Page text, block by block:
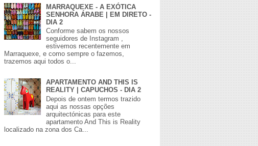
MARRAQUEXE - A EXÓTICA
SENHORA ÁRABE | EM DIRETO -
DIA 2
Conforme sabem os nossos
seguidores de Instagram ,
estivemos recentemente em
Marraquexe, e como sempre o fazemos,
trazemos aqui todos o...
APARTAMENTO AND THIS IS
REALITY | CAPUCHOS - DIA 2
Depois de ontem termos trazido
aqui as nossas opções
arquitectónicas para este
apartamento And This is Reality
localizado na zona dos Ca...